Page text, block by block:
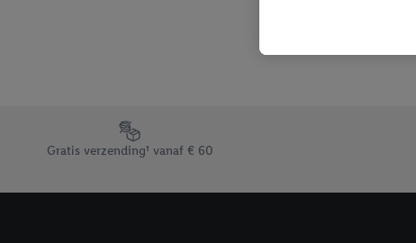
Footerelement met de verschillende USPs van Lidl.be
Gratis verzending¹ vanaf € 60
Als u hiermee akkoord
u interesse hebt
niet te kopen), ook op
Onder “Aanpassen”
Door op “weigeren” te
“aanvaarden” te